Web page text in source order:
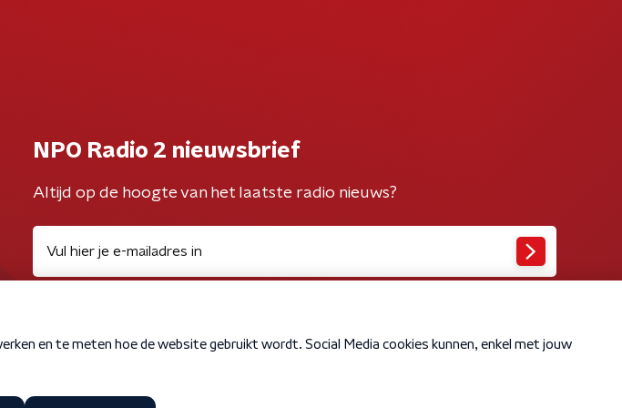
NPO Radio 2 nieuwsbrief
Altijd op de hoogte van het laatste radio nieuws?